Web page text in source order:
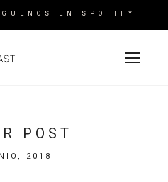
EN SPOTIFY
POST
2018